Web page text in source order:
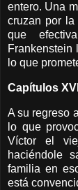
entero. Una
cruzan por la
que
lo que
Capítulos
A su regreso
lo que
Víctor el
haciéndole
familia en
está